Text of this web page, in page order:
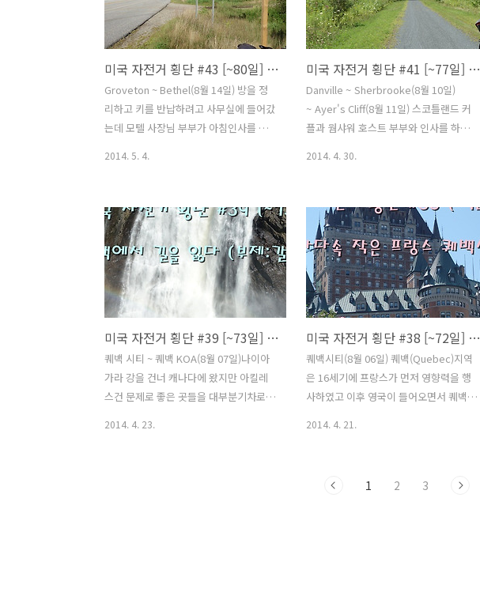
고 타이어도 수명을 다해가고 있다. 이제
얼마 안남았으니 그때까지 참아보자... 자
전거 여행 3개월 다 되어가니까 페니어 색
은 바래지고 기타 요품들도 하나둘 문제
가 발생하기 시작한다. 아직까지 충분히
쓸만하니 뉴욕까지는 어떻게 되겠지... 도
시에 들어오면서 도로포장 구간을 만났
이 어제 해오신 한국음식인데 호스트가
한국음식과 추가로 과일까지 챙겨주었다.
오랜만에 먹는 한국음식인데 감사히 먹겠
다고 했다. 떠나기전 호스트 부부와 같이
사진찍기 위해 밖에 나왔다. 아저씨도 출
근 준비때문에 정장을 입으셨는데 평소와
는 다른 모습이었다. 삼각대가 따로 없어
카메라를..
미국 자전거 횡단 #43 [~80일] 미국의 동쪽 끝 메인주(Maine)
Groveton ~ Bethel(8월 14일) 방을 정
리하고 키를 반납하려고 사무실에 들어갔
는데 모텔 사장님 부부가 아침인사를 반
머니가 따듯한 커피도 타주시고 오늘은
어디로 갈건지 물으셨다. 메인주로 갈거
라고 하니까 옆에 계신 사장님이 근처에
산이 있는데 거기 가보지 않겠냐고 하신
다. 산이름이 워싱턴(Mt. Washington /
1917m)이라는 이름의 산인데 정상까지
자전거를 타고 올라갈 수 있다고 하신다.
높냐고 물어보니 지도를 보여주시면서 손
동작으로 높낮이를 설명해 주셨다. 옆에
있던 손님도 덩달아 부추기는데 하마터면
넘어갈뻔했다. ㅋㅋ 콜로라도를 넘어온
2014. 5. 4.
미국 자전거 횡단 #41 [~77일] 펑크, 체인이탈 그리고 불심검문
Danville ~ Sherbrooke(8월 10일)
~ Ayer's Cliff(8월 11일) 스코틀랜드 커
플과 웜샤워 호스트 부부와 인사를 하고
로 했다.트렌스 캐나다 트레일을 타고 라
이딩한지 4일째가 됐다. 아무도 없는 곳을
혼자 며칠째다니다 보니 혼자 생각하는
시간은 많아져서 나를 돌아볼 수 기회가
생겨 좋은 것 같다.그러나 한편으로는 아
무도 없는 이길을 혼자 달릴 생각을 하니
사람이들이 그리워진다.좋은것도 계속 보
면 질린다고 했는데 질리기 시작할때쯤
트레일에서 빠져 나가야겠다.며칠동안 검
은 먹구름과 함께 비가 오락가락 했는데
오늘도 비슷한 날이 이어질 것 같다. 미국
2014. 4. 30.
미국 자전거 횡단 #39 [~73일] 퀘백에서 길을 잃다 (부제:갈림길)
퀘백 시티 ~ 퀘백 KOA(8월 07일)나이아
가라 강을 건너 캐나다에 왔지만 아킬레
스건 문제로 좋은 곳들을 대부분기차로
2014. 4. 23.
미국 자전거 횡단 #38 [~72일] 캐나다속 작은 프랑스 퀘백시티
퀘백시티(8월 06일) 퀘백(Quebec)지역
은 16세기에 프랑스가 먼저 영향력을 행
사하였고 이후 영국이 들어오면서 퀘백에
며 역사와 전통을 이어가고 있다. 프랑스
2014. 4. 21.
1 2 3